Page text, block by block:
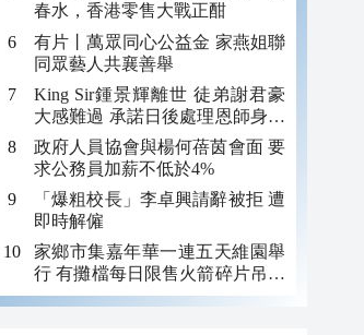
春水，香港零售大戰正酣
有片丨萬眾同心公益金 家燕姐聯
同眾藝人共襄善舉
King Sir鍾景輝離世 徒弟謝君豪
大感難過 承諾日後處理恩師身後
事
政府人員協會與楊何蓓茵會面 要
求公務員加薪不低於4%
「爆粗校長」李卓興請辭被拒 遭
即時解僱
家鄉市集嘉年華一連五天維園舉
行 有攤檔每日限售火箭碎片吊咀
吸客